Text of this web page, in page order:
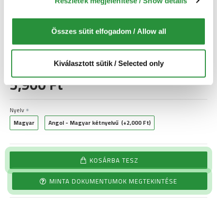
Összes sütit elfogadom / Allow all
Kiválasztott sütik / Selected only
Azonnal letölthető
5,900 Ft
Nyelv
Magyar
Angol - Magyar kétnyelvű (+2,000 Ft)
KOSÁRBA TESZ
MINTA DOKUMENTUMOK MEGTEKINTÉSE